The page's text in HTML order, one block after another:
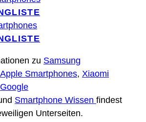
zu Samsung
Apple Smartphones, Xiaomi
Google
Smartphone Wissen findest
Unterseiten.